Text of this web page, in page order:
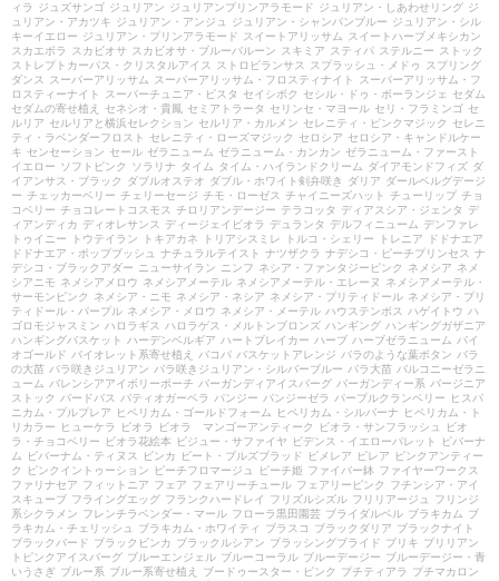
ィラ
ジュズサンゴ ジュリアン ジュリアンプリンアラモード ジュリアン・しあわせリング ジ
ュリアン・アカツキ ジュリアン・アンジュ ジュリアン・シャンパンブルー ジュリアン・シル
キーイエロー ジュリアン・プリンアラモード スイートアリッサム
スイートハーブメキシカン
スカエボラ
スカビオサ スカビオサ・ブルーバルーン スキミア スティパ ステルニー
ストック
ストレプトカーパス・クリスタルアイス
ストロビランサス スプラッシュ・メドゥ
スプリング
ダンス
スーパーアリッサム スーパーアリッサム・フロスティナイト
スーパーアリッサム・フ
ロスティーナイト
スーパーチュニア・ビスタ セイシボク セシル・ドゥ・ボーランジェ
セダム
セダムの寄せ植え
セネシオ・貴鳳 セミアトラータ セリンセ・マヨール セリ・フラミンゴ セ
ルリア セルリアと横浜セレクション セルリア・カルメン セレニティ・ピンクマジック
セレニ
ティ・ラベンダーフロスト
セレニティ・ローズマジック セロシア セロシア・キャンドルケー
キ センセーション セール ゼラニューム ゼラニューム・カンカン ゼラニューム・ファースト
イエロー ソフトピンク ソラリナ タイム タイム・ハイランドクリーム ダイアモンドフィズ ダ
イアンサス・ブラック
ダブルオステオ ダブル・ホワイト剣弁咲き ダリア ダールベルグデージ
ー チェッカーベリー チェリーセージ チモ・ローゼス チャイニーズハット チューリップ チョ
コベリー チョコレートコスモス チロリアンデージー テラコッタ ディアスシア・ジェンタ
デ
ィアンディカ ディオレサンス ディージェイビオラ デュランタ デルフィニューム デンファレ
トゥイニー
トウテイラン トキアカネ トリアシスミレ トルコ・シェリー トレニア
ドドナエア
ドドナエア・ポップブッシュ
ナチュラルテイスト ナツザクラ ナデシコ・ピーチプリンセス ナ
デシコ・ブラックアダー
ニューサイラン ニンフ ネシア・ファンタジーピンク ネメシア ネメ
シアニモ ネメシアメロウ ネメシアメーテル ネメシアメーテル・エレーヌ
ネメシアメーテル・
サーモンピンク
ネメシア・ニモ ネメシア・ネシア ネメシア・プリティドール ネメシア・プリ
ティドール・パープル ネメシア・メロウ ネメシア・メーテル ハウステンボス ハゲイトウ ハ
ゴロモジャスミン ハロラギス ハロラゲス・メルトンブロンズ ハンギング ハンギングガザニア
ハンギングバスケット
ハーデンベルギア ハートブレイカー ハーブ ハーブゼラニューム バイ
オゴールド バイオレット系寄せ植え バコパ バスケットアレンジ バラのような葉ボタン バラ
の大苗 バラ咲きジュリアン バラ咲きジュリアン・シルバーブルー バラ大苗 バルコニーゼラニ
ューム バレンシアアイボリーポーチ バーガンディアイスバーグ バーガンディー系 バージニア
ストック
バードバス パティオガーベラ パンジー パンジーゼラ パープルクランベリー
ヒスパ
ニカム・プルプレア
ヒペリカム・ゴールドフォーム ヒペリカム・シルバーナ
ヒペリカム・ト
リカラー
ヒューケラ ビオラ ビオラ マンゴーアンティーク ビオラ・サンフラッシュ
ビオ
ラ・チョコベリー
ビオラ花絵本 ビジュー・サファイヤ ビデンス・イエローパレット
ビバーナ
ム
ビバーナム・ティヌス ビンカ ビート・ブルズブラッド ピメレア ピレア
ピンクアンティー
ク
ピンクイントゥーション ピーチフロマージュ ピーチ姫 ファイバー鉢 ファイヤーワークス
ファリナセア フィットニア フェア フェアリーチュール フェアリーピンク
フチンシア・アイ
スキューブ フライングエッグ フランクハードレイ フリズルシズル フリリアージュ
フリンジ
系シクラメン フレンチラベンダー・マール フローラ黒田園芸 ブライダルベル ブラキカム ブ
ラキカム・チェリッシュ
ブラキカム・ホワイティ ブラスコ ブラックダリア ブラックナイト
ブラックバード ブラックビンカ ブラックルシアン ブラッシングブライド ブリキ ブリリアン
トピンクアイスバーグ ブルーエンジェル ブルーコーラル ブルーデージー ブルーデージー・青
いうさぎ ブルー系 ブルー系寄せ植え ブードゥースター・ピンク プチティアラ
プチマカロン